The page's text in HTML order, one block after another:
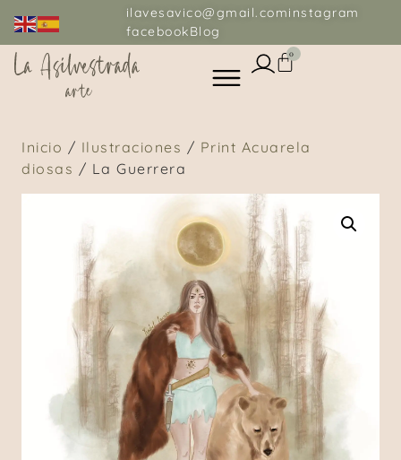
ilavesavico@gmail.cominstagram
facebookBlog
0
Inicio / Ilustraciones / Print Acuarela
diosas / La Guerrera